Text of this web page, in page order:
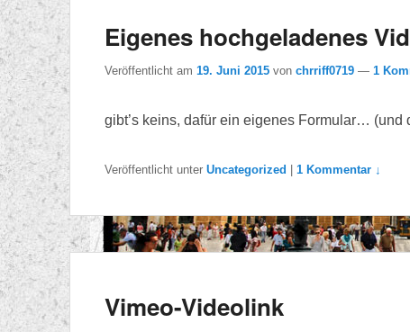
Eigenes hochgeladenes
Veröffentlicht am 19. Juni 2015 von chrriff0719 — 1
gibt’s keins, dafür ein eigenes Formular…
Veröffentlicht unter Uncategorized 1 Kommentar ↓
Vimeo-Videolink